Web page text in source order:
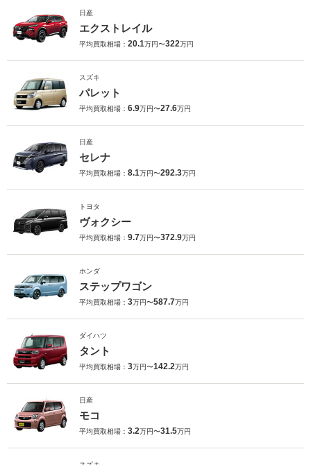
日産
エクストレイル
平均買取相場： 20.1万円〜322万円
スズキ
パレット
平均買取相場： 6.9万円〜27.6万円
日産
セレナ
平均買取相場： 8.1万円〜292.3万円
トヨタ
ヴォクシー
平均買取相場： 9.7万円〜372.9万円
ホンダ
ステップワゴン
平均買取相場： 3万円〜587.7万円
ダイハツ
タント
平均買取相場： 3万円〜142.2万円
日産
モコ
平均買取相場： 3.2万円〜31.5万円